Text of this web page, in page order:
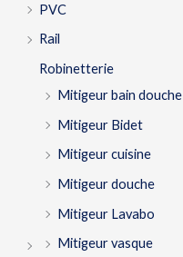
PVC
Rail
Robinetterie
Mitigeur bain douche
Mitigeur Bidet
Mitigeur cuisine
Mitigeur douche
Mitigeur Lavabo
Mitigeur vasque